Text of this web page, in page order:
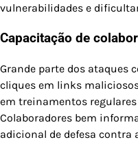
vulnerabilidades e
Capacitação de
Grande parte dos ataques
cliques em links
em treinamentos
Colaboradores bem
adicional de defesa contra